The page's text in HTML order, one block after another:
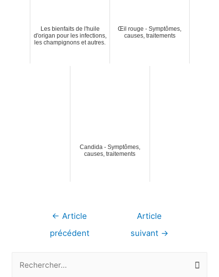
Les bienfaits de l'huile
d'origan pour les infections,
les champignons et autres.
Œil rouge - Symptômes,
causes, traitements
Candida - Symptômes,
causes, traitements
Navigation
← Article
précédent
Article
suivant →